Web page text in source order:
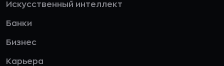
Искусственный интеллект
Банки
Бизнес
Карьера